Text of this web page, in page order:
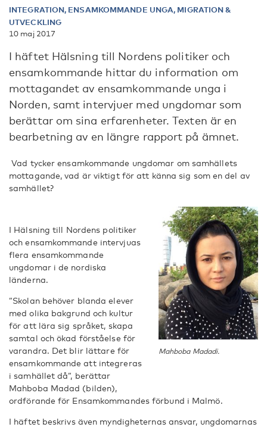
INTEGRATION, ENSAMKOMMANDE UNGA, MIGRATION &
UTVECKLING
10 maj 2017
I häftet Hälsning till Nordens politiker och
ensamkommande hittar du information om
mottagandet av ensamkommande unga i
Norden, samt intervjuer med ungdomar som
berättar om sina erfarenheter. Texten är en
bearbetning av en längre rapport på ämnet.
Vad tycker ensamkommande ungdomar om samhällets
mottagande, vad är viktigt för att känna sig som en del av
samhället?
Mahboba Madadi.
I Hälsning till Nordens politiker
och ensamkommande intervjuas
flera ensamkommande
ungdomar i de nordiska
länderna.
”Skolan behöver blanda elever
med olika bakgrund och kultur
för att lära sig språket, skapa
samtal och ökad förståelse för
varandra. Det blir lättare för
ensamkommande att integreras
i samhället då”, berättar
Mahboba Madad (bilden),
ordförande för Ensamkommandes förbund i Malmö.
I häftet beskrivs även myndigheternas ansvar, ungdomarnas